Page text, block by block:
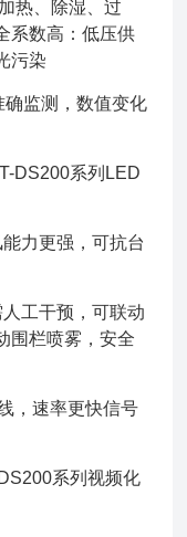
热、除湿、过
系数高：低压供
污染
监测，数值变化
DS200系列LED
力更强，可抗台
工干预，可联动
围栏喷雾，安全
，速率更快信号
系列视频化